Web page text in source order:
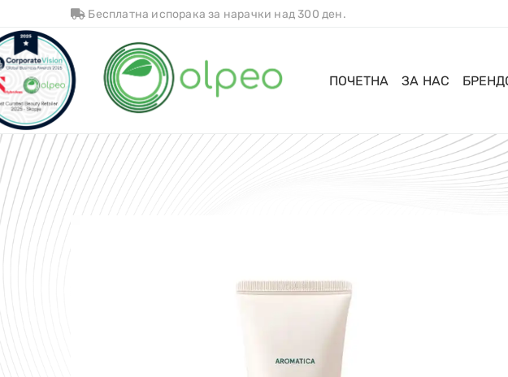
Бесплатна испорака за нарачки над 300 ден.
ПОЧЕТНА ЗА НАС